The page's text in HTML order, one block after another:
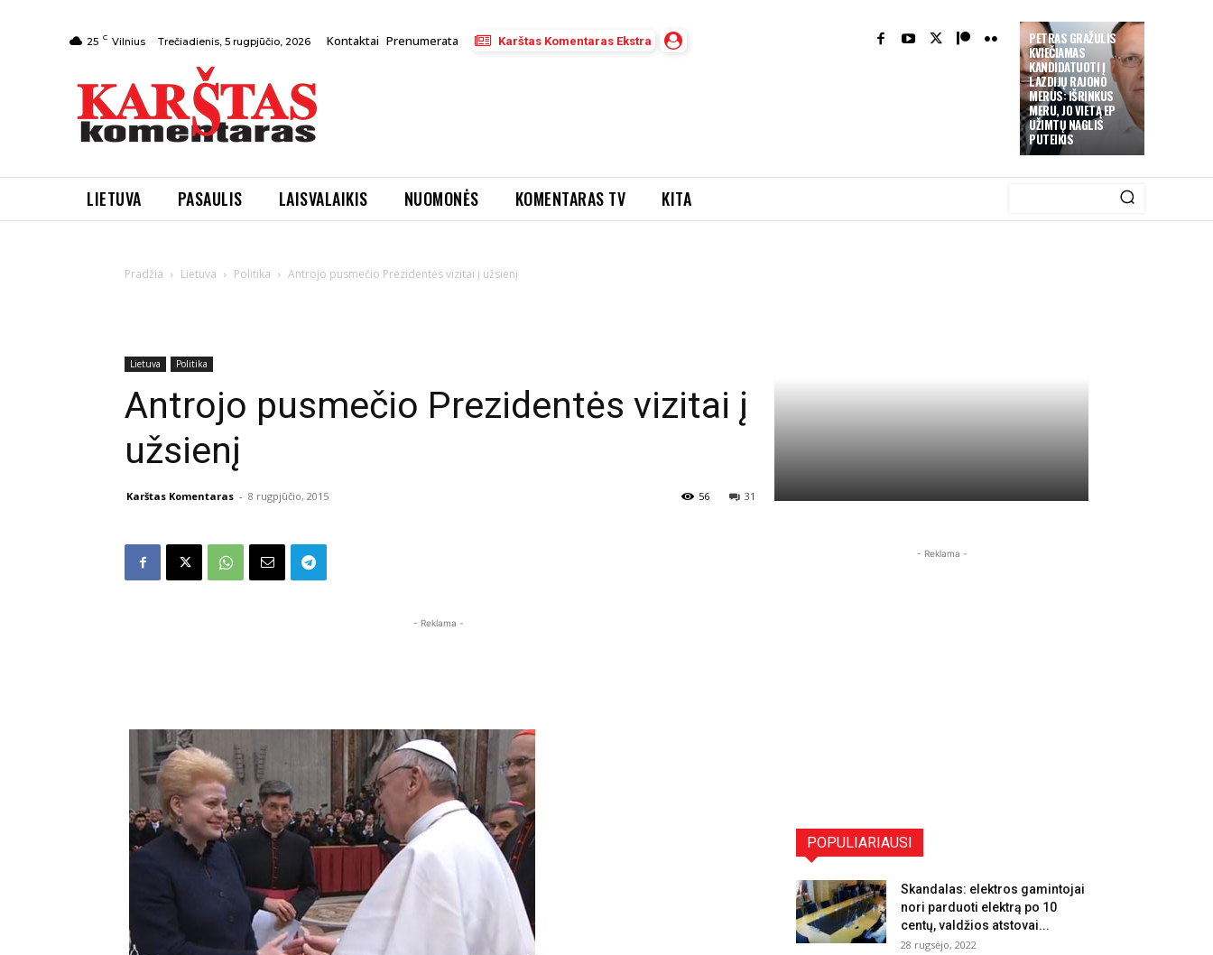
PETRAS GRAŽULIS
KVIEČIAMAS
KANDIDATUOTI Į
LAZDIJŲ RAJONO
MERUS: IŠRINKUS
MERU, JO VIETĄ EP
UŽIMTŲ NAGLIS
PUTEIKIS
25 C Vilnius Trečiadienis, 5 rugpjūčio, 2026 Kontaktai Prenumerata Karštas Komentaras Ekstra
LIETUVA PASAULIS LAISVALAIKIS NUOMONĖS KOMENTARAS TV KITA
Pradžia Lietuva Politika Antrojo pusmečio Prezidentės vizitai į užsienį
Lietuva Politika
Antrojo pusmečio Prezidentės vizitai į
užsienį
Karštas Komentaras - 8 rugpjūčio, 2015 31
56
- Reklama -
- Reklama -
POPULIARIAUSI
Skandalas: elektros gamintojai
nori parduoti elektrą po 10
centų, valdžios atstovai...
28 rugsėjo, 2022